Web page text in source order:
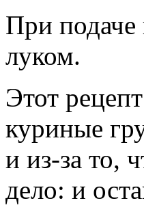
При
луком.
Этот
куриные
и из-за то,
дело: и